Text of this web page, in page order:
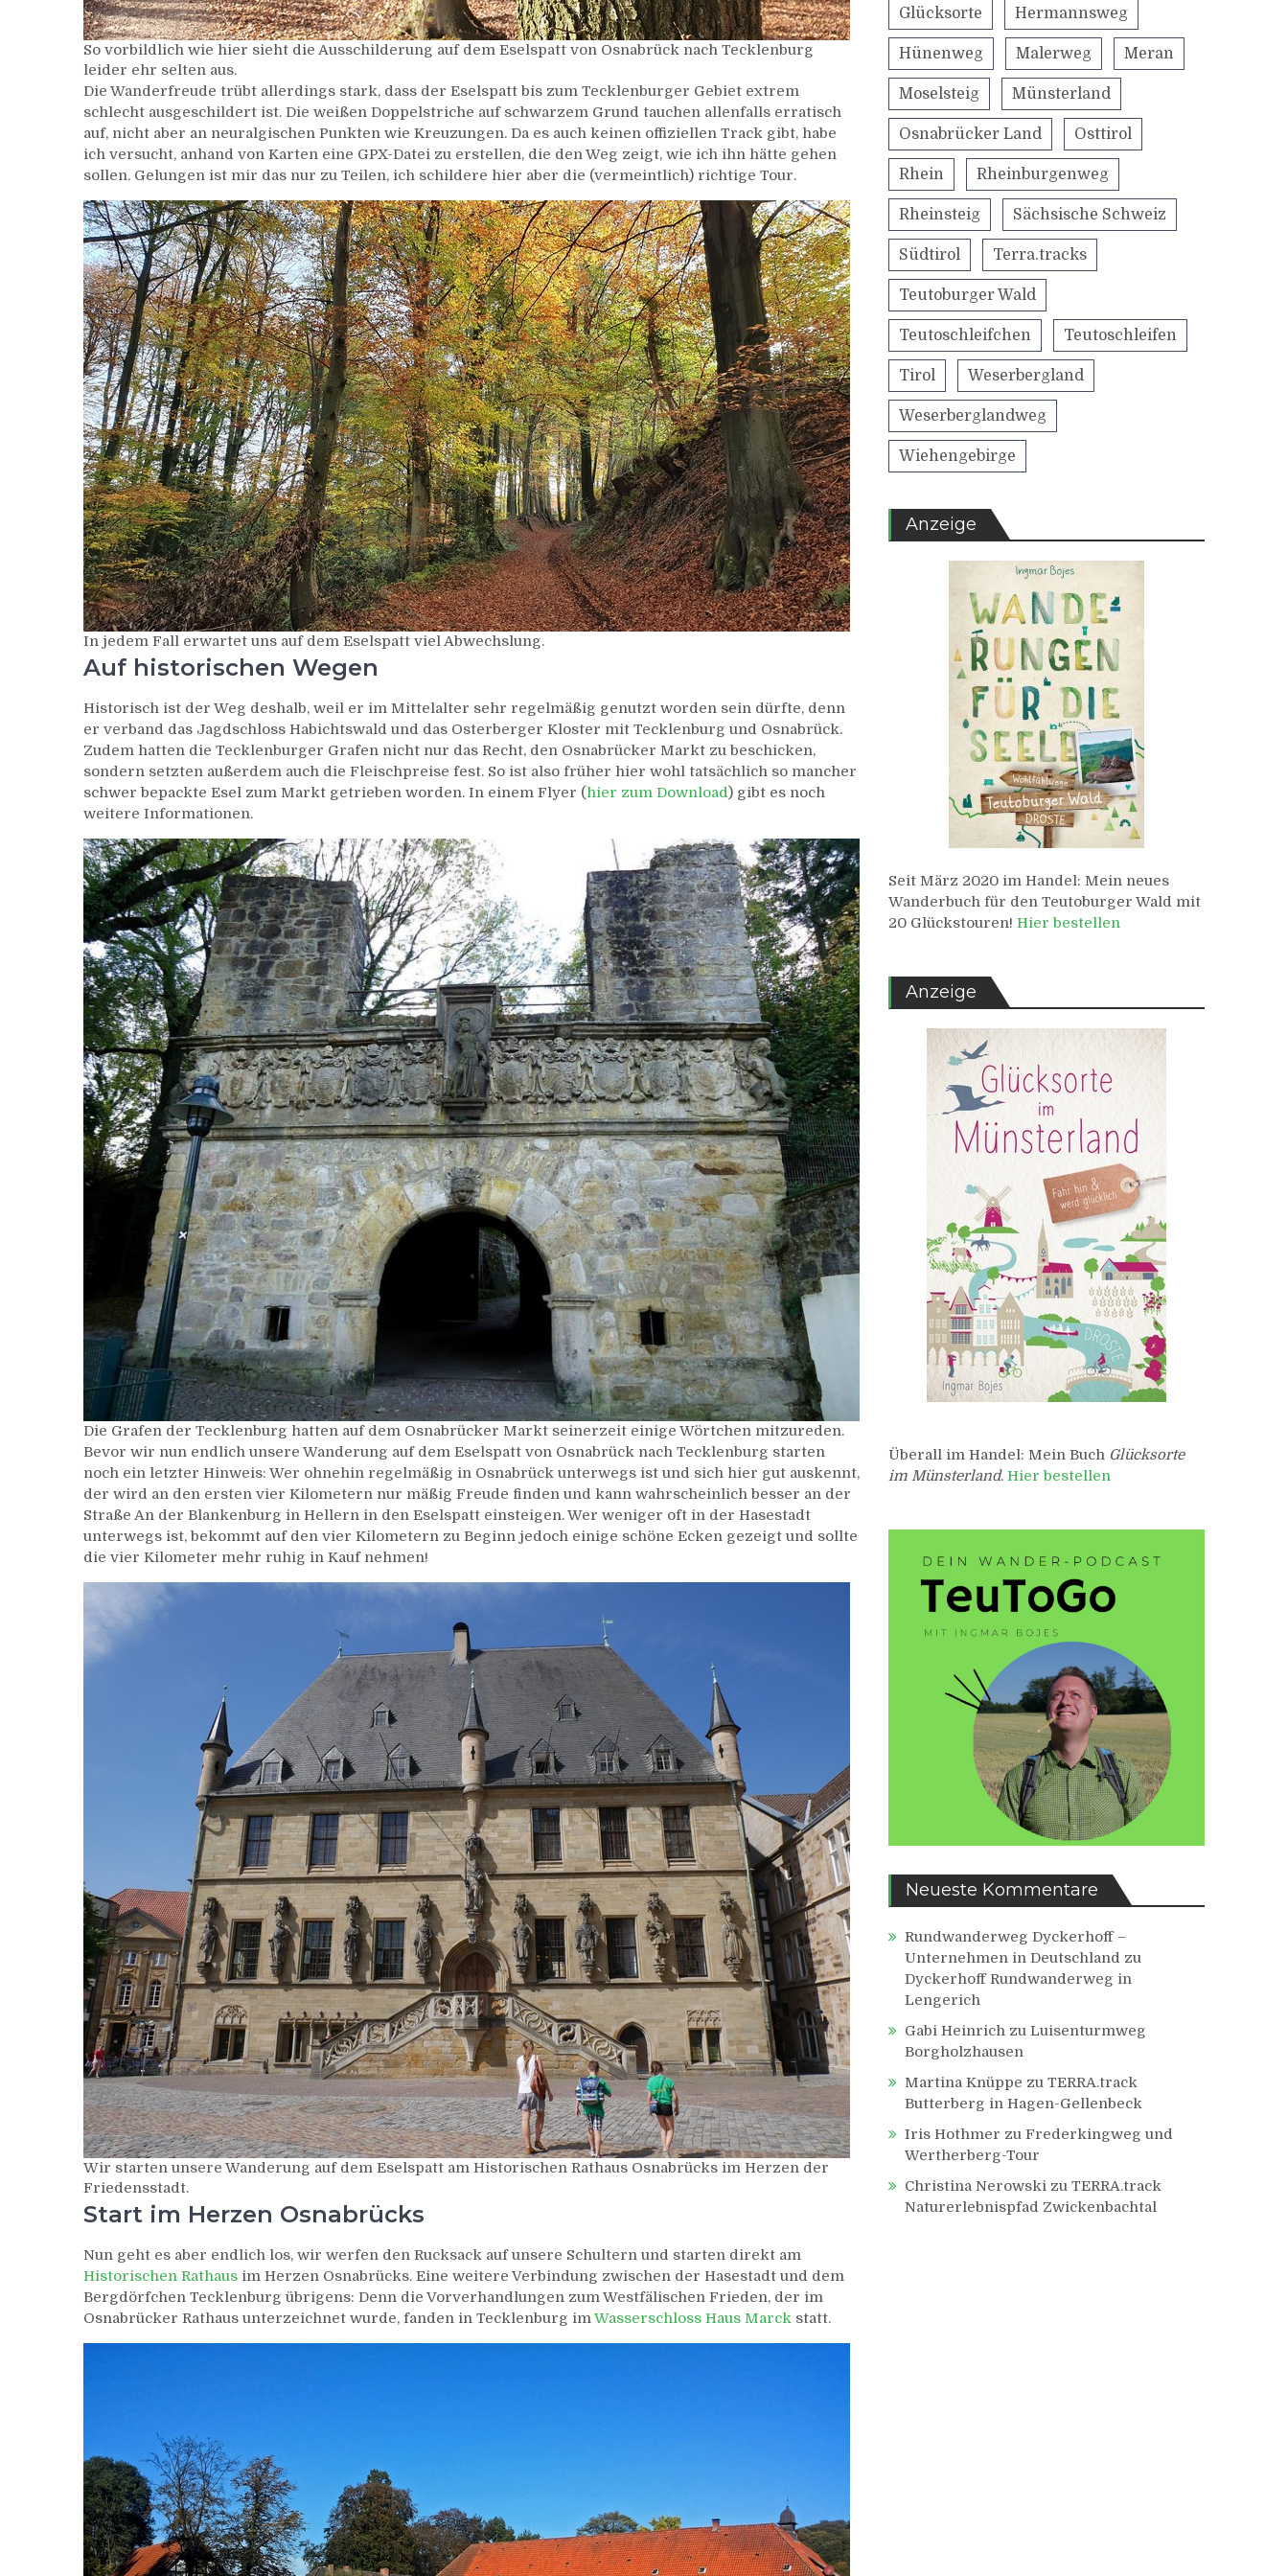
So vorbildlich wie hier sieht die Ausschilderung auf dem Eselspatt von Osnabrück nach Tecklenburg
leider ehr selten aus.
Die Wanderfreude trübt allerdings stark, dass der Eselspatt bis zum Tecklenburger Gebiet extrem
schlecht ausgeschildert ist. Die weißen Doppelstriche auf schwarzem Grund tauchen allenfalls erratisch
auf, nicht aber an neuralgischen Punkten wie Kreuzungen. Da es auch keinen offiziellen Track gibt, habe
ich versucht, anhand von Karten eine GPX-Datei zu erstellen, die den Weg zeigt, wie ich ihn hätte gehen
sollen. Gelungen ist mir das nur zu Teilen, ich schildere hier aber die (vermeintlich) richtige Tour.
In jedem Fall erwartet uns auf dem Eselspatt viel Abwechslung.
Auf historischen Wegen
Historisch ist der Weg deshalb, weil er im Mittelalter sehr regelmäßig genutzt worden sein dürfte, denn
er verband das Jagdschloss Habichtswald und das Osterberger Kloster mit Tecklenburg und Osnabrück.
Zudem hatten die Tecklenburger Grafen nicht nur das Recht, den Osnabrücker Markt zu beschicken,
sondern setzten außerdem auch die Fleischpreise fest. So ist also früher hier wohl tatsächlich so mancher
schwer bepackte Esel zum Markt getrieben worden. In einem Flyer (hier zum Download) gibt es noch
weitere Informationen.
Die Grafen der Tecklenburg hatten auf dem Osnabrücker Markt seinerzeit einige Wörtchen mitzureden.
Bevor wir nun endlich unsere Wanderung auf dem Eselspatt von Osnabrück nach Tecklenburg starten
noch ein letzter Hinweis: Wer ohnehin regelmäßig in Osnabrück unterwegs ist und sich hier gut auskennt,
der wird an den ersten vier Kilometern nur mäßig Freude finden und kann wahrscheinlich besser an der
Straße An der Blankenburg in Hellern in den Eselspatt einsteigen. Wer weniger oft in der Hasestadt
unterwegs ist, bekommt auf den vier Kilometern zu Beginn jedoch einige schöne Ecken gezeigt und sollte
die vier Kilometer mehr ruhig in Kauf nehmen!
Wir starten unsere Wanderung auf dem Eselspatt am Historischen Rathaus Osnabrücks im Herzen der
Friedensstadt.
Start im Herzen Osnabrücks
Nun geht es aber endlich los, wir werfen den Rucksack auf unsere Schultern und starten direkt am
Historischen Rathaus im Herzen Osnabrücks. Eine weitere Verbindung zwischen der Hasestadt und dem
Bergdörfchen Tecklenburg übrigens: Denn die Vorverhandlungen zum Westfälischen Frieden, der im
Osnabrücker Rathaus unterzeichnet wurde, fanden in Tecklenburg im Wasserschloss Haus Marck statt.
Glücksorte Hermannsweg
Hünenweg Malerweg Meran
Moselsteig Münsterland
Osnabrücker Land Osttirol
Rhein Rheinburgenweg
Rheinsteig Sächsische Schweiz
Südtirol Terra.tracks
Teutoburger Wald
Teutoschleifchen Teutoschleifen
Tirol Weserbergland
Weserberglandweg
Wiehengebirge
Anzeige
Seit März 2020 im Handel: Mein neues
Wanderbuch für den Teutoburger Wald mit
20 Glückstouren! Hier bestellen
Anzeige
Überall im Handel: Mein Buch Glücksorte
im Münsterland. Hier bestellen
Neueste Kommentare
Rundwanderweg Dyckerhoff –
Unternehmen in Deutschland zu
Dyckerhoff Rundwanderweg in
Lengerich
Gabi Heinrich zu Luisenturmweg
Borgholzhausen
Martina Knüppe zu TERRA.track
Butterberg in Hagen-Gellenbeck
Iris Hothmer zu Frederkingweg und
Wertherberg-Tour
Christina Nerowski zu TERRA.track
Naturerlebnispfad Zwickenbachtal